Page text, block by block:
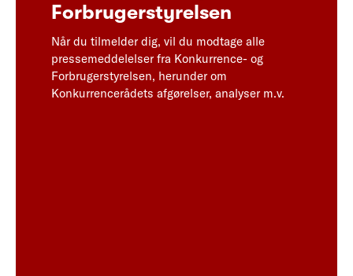
Forbrugerstyrelsen
Når du tilmelder dig, vil du modtage alle
pressemeddelelser fra Konkurrence- og
Forbrugerstyrelsen, herunder om
Konkurrencerådets afgørelser, analyser m.v.